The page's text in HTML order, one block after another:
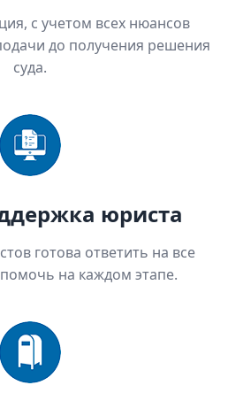
с учетом всех нюансов
до получения решения
суда.
юриста
готова ответить на все
на каждом этапе.